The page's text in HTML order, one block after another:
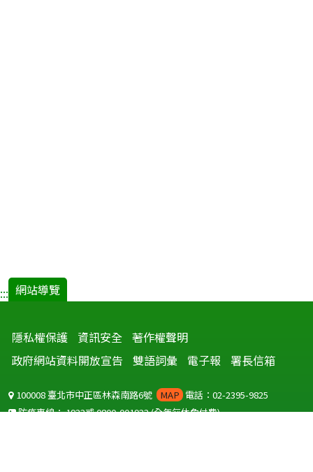
::: 網站導覽
隱私權保護 資訊安全 著作權聲明
政府網站資料開放宣告
雙語詞彙 電子報 署長信箱
100008 臺北市中正區林森南路6號 MAP 電話：02-2395-9825
防疫專線：1922或0800-001922(全年無休免付費)